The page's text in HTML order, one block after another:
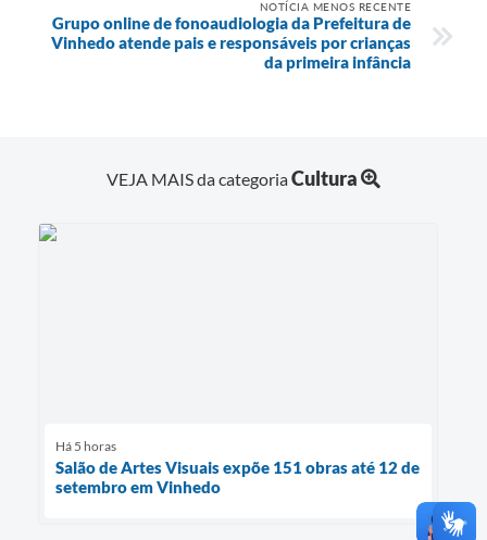
NOTÍCIA MENOS RECENTE
Grupo online de fonoaudiologia da Prefeitura de
Vinhedo atende pais e responsáveis por crianças
da primeira infância
VEJA MAIS da categoriaCultura
Há 5 horas
Salão de Artes Visuais expõe 151 obras até 12 de
setembro em Vinhedo